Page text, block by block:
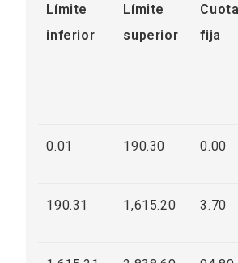
Límite
inferior
Límite
superior
Cuota
fija
0.01 190.30 0.00
190.31 1,615.20 3.70